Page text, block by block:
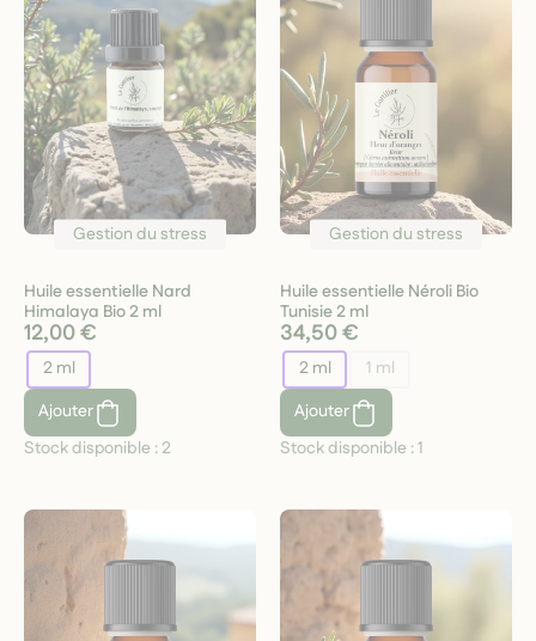
Gestion du stress
Huile essentielle Nard
Himalaya Bio 2 ml
12,00 €
2 ml
Ajouter
Stock disponible : 2
Gestion du stress
Huile essentielle Néroli Bio
Tunisie 2 ml
34,50 €
2 ml
1 ml
Ajouter
Stock disponible :1